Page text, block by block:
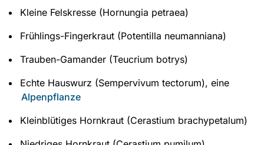
Kleine Felskresse (Hornungia petraea)
Frühlings-Fingerkraut (Potentilla neumanniana)
Trauben-Gamander (Teucrium botrys)
Echte Hauswurz (Sempervivum tectorum), eine
Alpenpflanze
Kleinblütiges Hornkraut (Cerastium brachypetalum)